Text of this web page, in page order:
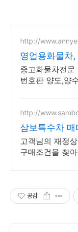
http://
영업용화물차
중고화물차전문
번호판 양도,양
http://
삼보특수차
매매전문 직거
고객님의 재정
구매조건을 찾
공감